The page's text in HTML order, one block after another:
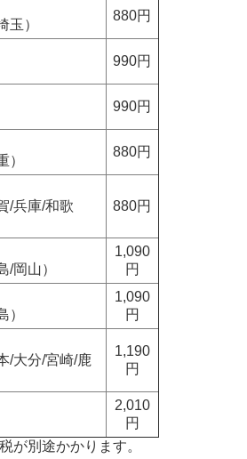
玉）
880円
990円
990円
）
880円
/兵庫/和歌
880円
/岡山）
1,090
円
）
1,090
円
/大分/宮崎/鹿
1,190
円
2,010
円
が別途かかります。